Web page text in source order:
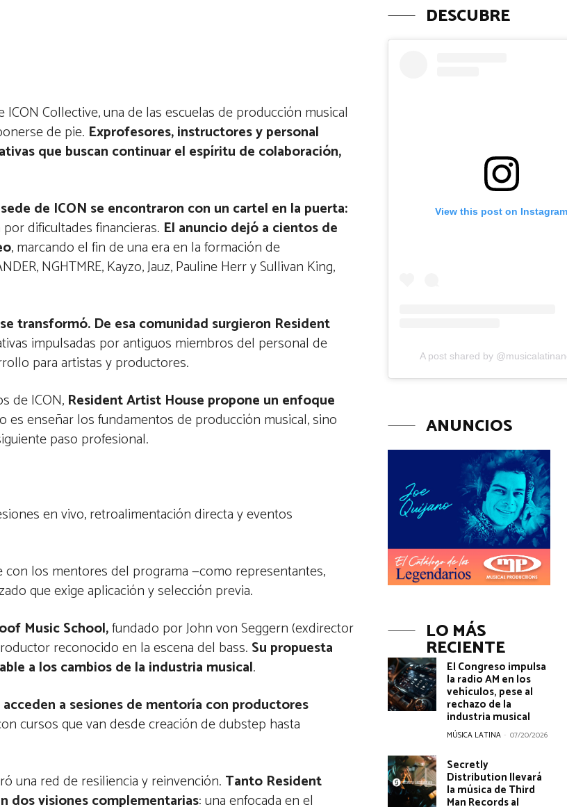
Collective, una de las escuelas de producción musical
de pie. Exprofesores, instructores y personal
que buscan continuar el espíritu de colaboración,
de ICON se encontraron con un cartel en la puerta:
dificultades financieras. El anuncio dejó a cientos de
, marcando el fin de una era en la formación de
NGHTMRE, Kayzo, Jauz, Pauline Herr y Sullivan King,
transformó. De esa comunidad surgieron Resident
impulsadas por antiguos miembros del personal de
para artistas y productores.
de ICON, Resident Artist House propone un enfoque
es enseñar los fundamentos de producción musical, sino
paso profesional.
en vivo, retroalimentación directa y eventos
los mentores del programa —como representantes,
que exige aplicación y selección previa.
Music School,fundado por John von Seggern (exdirector
reconocido en la escena del bass. Su propuesta
a los cambios de la industria musical.
a sesiones de mentoría con productores
cursos que van desde creación de dubstep hasta
una red de resiliencia y reinvención. Tanto Resident
dos visiones complementarias: una enfocada en el
DESCUBRE
View this post on
A post shared by
ANUNCIOS
LO MÁS
RECIENTE
El Congreso impulsa
la radio AM en los
vehículos, pese al
rechazo de la
industria musical
MÚSICA LATINA - 07/20/2026
Secretly
Distribution llevará
la música de Third
Man Records al